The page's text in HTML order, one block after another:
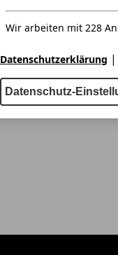
Wir arbeiten mit 228
Datenschutzerklärung |
Datenschutz-